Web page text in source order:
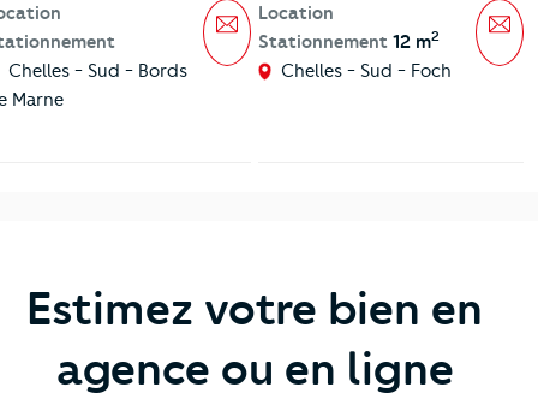
Chelles - Sud - Bords
Marne
Message
Location
Stationnement 12 m2
Chelles - Sud - Foch
Estimez votre bien en
agence ou en ligne